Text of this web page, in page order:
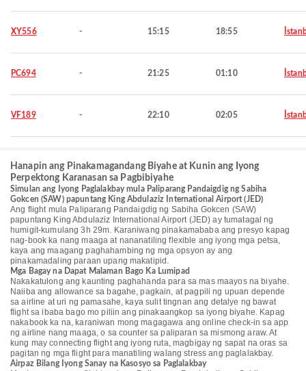
XY556 - 15:15 18:55
PC694 - 21:25 01:10
VF189 - 22:10 02:05
Hanapin ang Pinakamagandang Biyahe at Kunin ang Iyong
Perpektong Karanasan sa Pagbibiyahe
Simulan ang Iyong Paglalakbay mula Paliparang Pandaigdig ng Sabiha
Gokcen (SAW) papuntang King Abdulaziz International Airport (JED)
Ang flight mula Paliparang Pandaigdig ng Sabiha Gokcen (SAW)
papuntang King Abdulaziz International Airport (JED) ay tumatagal ng
humigit-kumulang 3h 29m. Karaniwang pinakamababa ang presyo kapag
nag-book ka nang maaga at nananatiling flexible ang iyong mga petsa,
kaya ang maagang paghahambing ng mga opsyon ay ang
pinakamadaling paraan upang makatipid.
Mga Bagay na Dapat Malaman Bago Ka Lumipad
Nakakatulong ang kaunting paghahanda para sa mas maayos na biyahe.
Naiiba ang allowance sa bagahe, pagkain, at pagpili ng upuan depende
sa airline at uri ng pamasahe, kaya sulit tingnan ang detalye ng bawat
flight sa ibaba bago mo piliin ang pinakaangkop sa iyong biyahe. Kapag
nakabook ka na, karaniwan mong magagawa ang online check-in sa app
ng airline nang maaga, o sa counter sa paliparan sa mismong araw. At
kung may connecting flight ang iyong ruta, magbigay ng sapat na oras sa
pagitan ng mga flight para manatiling walang stress ang paglalakbay.
Airpaz Bilang Iyong Sanay na Kasosyo sa Paglalakbay